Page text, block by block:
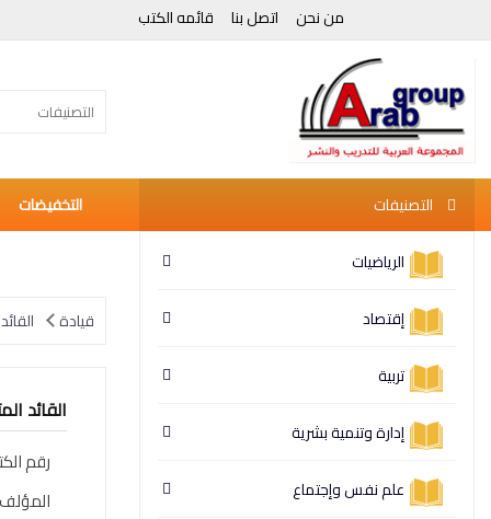
من نحن اتصل بنا قائمه الكتب
التصنيفات
التصنيفات
الرياضيات
إقتصاد
تربية
إدارة وتنمية بشرية
علم نفس وإجتماع
التخفيضات
قيادة
القائد
رقم
المؤلف